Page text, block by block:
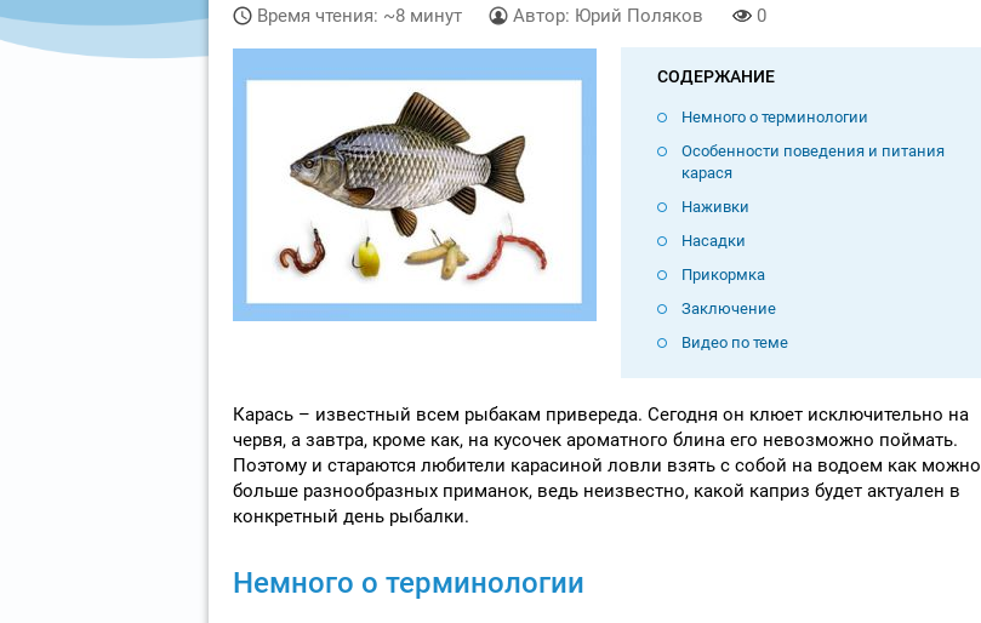
Время чтения: ~8 минут Автор: Юрий Поляков 0
СОДЕРЖАНИЕ
Немного о терминологии
Особенности поведения и питания
карася
Наживки
Насадки
Прикормка
Заключение
Видео по теме
Карась – известный всем рыбакам привереда. Сегодня он клюет исключительно на
червя, а завтра, кроме как, на кусочек ароматного блина его невозможно поймать.
Поэтому и стараются любители карасиной ловли взять с собой на водоем как можно
больше разнообразных приманок, ведь неизвестно, какой каприз будет актуален в
конкретный день рыбалки.
Немного о терминологии